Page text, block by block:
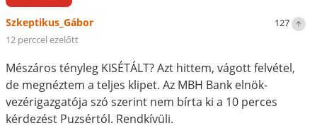
127
Szkeptikus_Gábor
12 perccel ezelőtt
Mészáros tényleg KISÉTÁLT? Azt hittem, vágott felvétel,
de megnéztem a teljes klipet. Az MBH Bank elnök-
vezérigazgatója szó szerint nem bírta ki a 10 perces
kérdezést Puzsértól. Rendkívüli.